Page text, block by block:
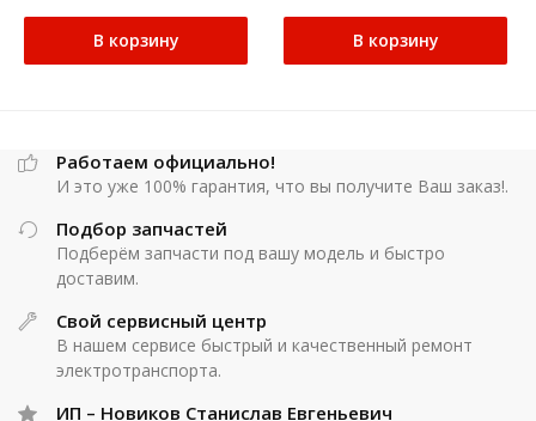
В корзину В корзину
Работаем официально!
И это уже 100% гарантия, что вы получите Ваш заказ!.
Подбор запчастей
Подберём запчасти под вашу модель и быстро
доставим.
Свой сервисный центр
В нашем сервисе быстрый и качественный ремонт
электротранспорта.
ИП – Новиков Станислав Евгеньевич